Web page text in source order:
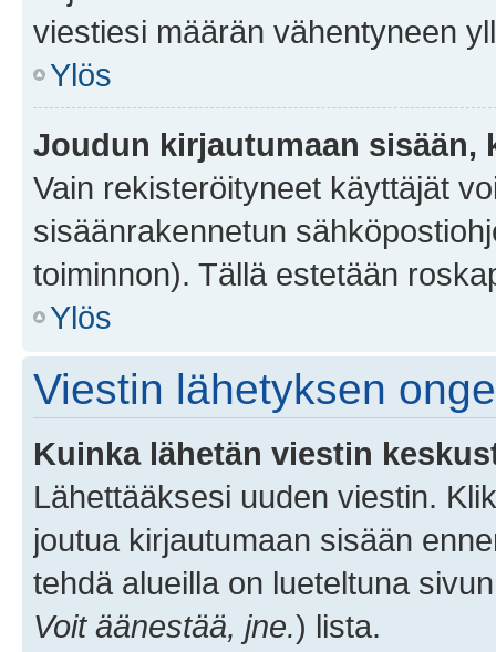
viestiesi määrän vähentyneen
Ylös
Joudun kirjautumaan sisään,
Vain rekisteröityneet käyttäjät
sisäänrakennetun
toiminnon). Tällä estetään
Ylös
Viestin lähetyksen
Kuinka lähetän viestin
Lähettääksesi uuden viestin.
joutua kirjautumaan sisään
tehdä alueilla on lueteltuna
Voit äänestää, jne.) lista.